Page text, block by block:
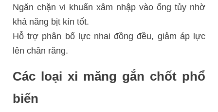
Ngăn chặn vi khuẩn xâm nhập vào ống tủy nhờ
khả năng bịt kín tốt.
Hỗ trợ phân bổ lực nhai đồng đều, giảm áp lực
lên chân răng.
Các loại xi măng gắn chốt phổ
biến